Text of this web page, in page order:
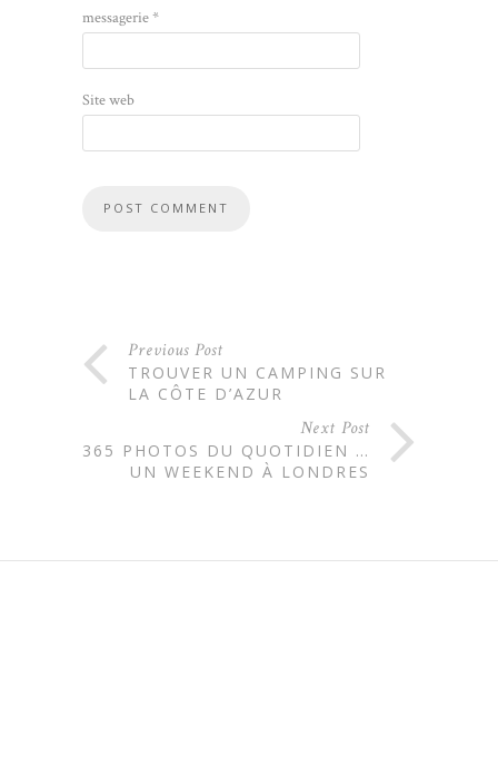
messagerie*
Site web
Previous Post
TROUVER UN CAMPING SUR
LA CÔTE D’AZUR
Next Post
365 PHOTOS DU QUOTIDIEN …
UN WEEKEND À LONDRES